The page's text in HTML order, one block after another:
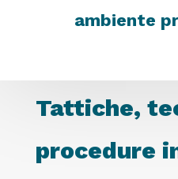
ambiente
Tattiche,
procedure